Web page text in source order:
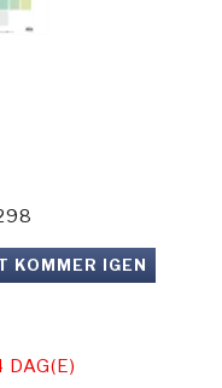
KOMMER IGEN